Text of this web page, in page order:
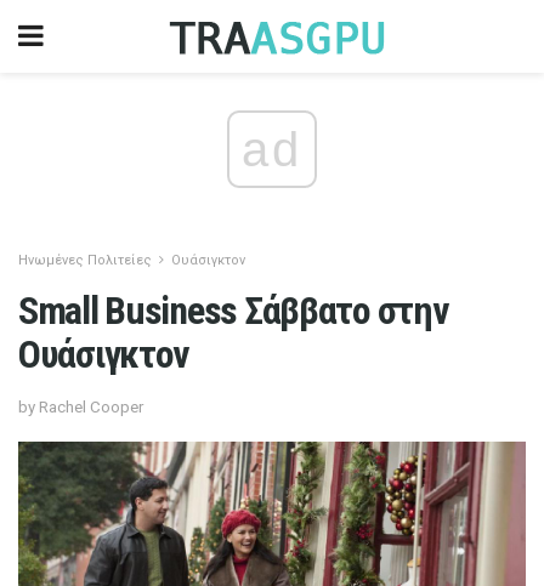
ad
Ηνωμένες Πολιτείες Ουάσιγκτον
Small Business Σάββατο στην
Ουάσιγκτον
by Rachel Cooper